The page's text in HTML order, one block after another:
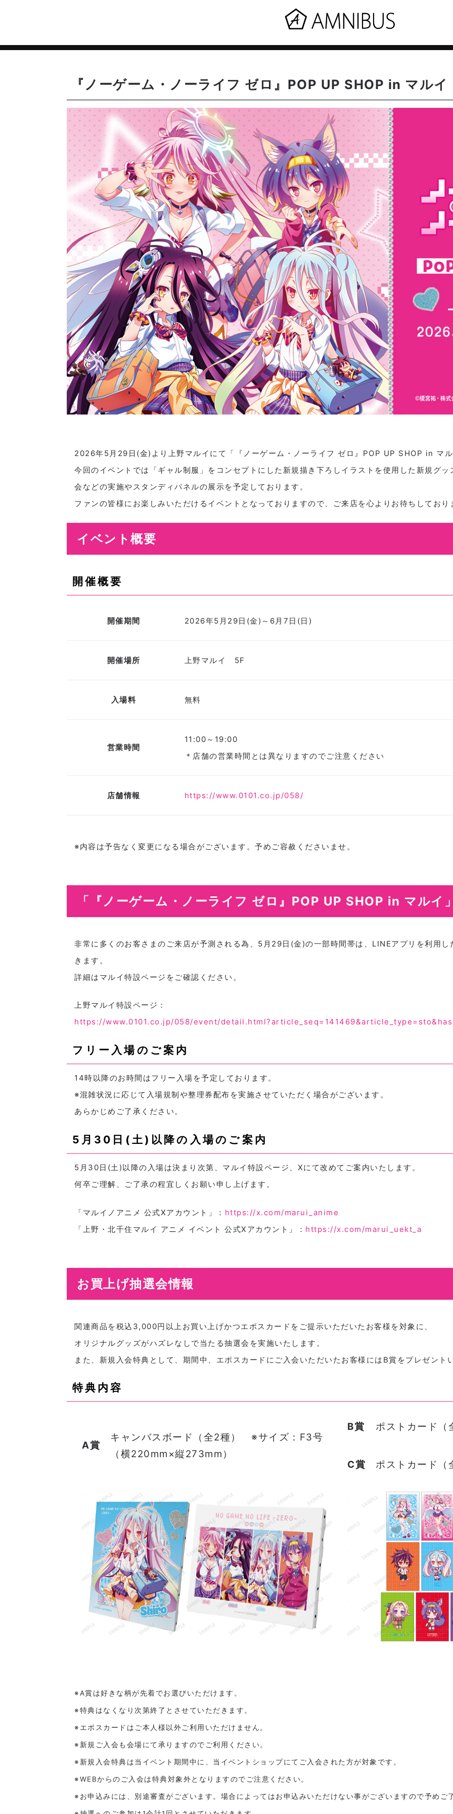
『ノーゲーム・ノーライフ ゼロ』POP UP SHOP in マルイ
2026年5月29日(金)より上野マルイにて「『ノーゲーム・ノーライフ ゼロ』POP UP SHOP in マル
今回のイベントでは「ギャル制服」をコンセプトにした新規描き下ろしイラストを使用した新規グ
会などの実施やスタンディパネルの展示を予定しております。
ファンの皆様にお楽しみいただけるイベントとなっておりますので、ご来店を心よりお待ちしており
イベント概要
開催概要
開催期間 2026年5月29日(金)～6月7日(日)
開催場所 上野マルイ 5F
入場料 無料
営業時間
11:00～19:00
＊店舗の営業時間とは異なりますのでご注意ください
店舗情報 https://www.0101.co.jp/058/
※内容は予告なく変更になる場合がございます。予めご容赦くださいませ。
「『ノーゲーム・ノーライフ ゼロ』POP UP SHOP in マルイ
非常に多くのお客さまのご来店が予測される為、5月29日(金)の一部時間帯は、LINEアプリを利用
きます。
詳細はマルイ特設ページをご確認ください。
上野マルイ特設ページ：
https://www.0101.co.jp/058/event/
フリー入場のご案内
14時以降のお時間はフリー入場を予定しております。
※混雑状況に応じて入場規制や整理券配布を実施させていただく場合がございます。
あらかじめご了承ください。
5月30日(土)以降の入場のご案内
5月30日(土)以降の入場は決まり次第、マルイ特設ページ、Xにて改めてご案内いたします。
何卒ご理解、ご了承の程宜しくお願い申し上げます。
「マルイノアニメ 公式Xアカウント」： https://x.com/marui_anime
「上野・北千住マルイ アニメ イベント 公式Xアカウント」： https://x.com/marui_uekt_a
お買上げ抽選会情報
関連商品を税込3,000円以上お買い上げかつエポスカードをご提示いただいたお客様を対象に、
オリジナルグッズがハズレなしで当たる抽選会を実施いたします。
また、新規入会特典として、期間中、エポスカードにご入会いただいたお客様にはB賞をプレゼント
特典内容
A賞
キャンバスボード（全2種） ※サイズ：F3号
（横220mm×縦273mm）
B賞 ポストカード
C賞 ポストカード
※A賞は好きな柄が先着でお選びいただけます。
※特典はなくなり次第終了とさせていただきます。
※エポスカードはご本人様以外ご利用いただけません。
※新規ご入会も会場にて承りますのでご利用ください。
※新規入会特典は当イベント期間中に、当イベントショップにてご入会された方が対象です。
※WEBからのご入会は特典対象外となりますのでご注意ください。
※お申込みには、別途審査がございます。場合によってはお申込みいただけない事がございますので予めご